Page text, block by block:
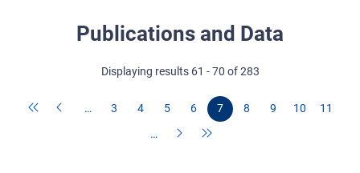
Publications and Data
Displaying results 61 - 70 of 283
… 3 4 5 6 7 8 9 10
11
…